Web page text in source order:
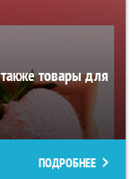
товары для
ПОДРОБНЕЕ